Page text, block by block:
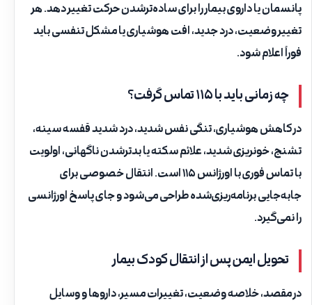
پانسمان یا داروی بیمار را برای ساده‌ترشدن حرکت تغییر دهد. هر
تغییر وضعیت، درد جدید، افت هوشیاری یا مشکل تنفسی باید
فوراً اعلام شود.
چه زمانی باید با ۱۱۵ تماس گرفت؟
در کاهش هوشیاری، تنگی نفس شدید، درد شدید قفسه سینه،
تشنج، خونریزی شدید، علائم سکته یا بدترشدن ناگهانی، اولویت
با تماس فوری با اورژانس ۱۱۵ است. انتقال خصوصی برای
جابه‌جایی برنامه‌ریزی‌شده طراحی می‌شود و جای پاسخ اورژانسی
را نمی‌گیرد.
تحویل ایمن پس از انتقال کودک بیمار
در مقصد، خلاصه وضعیت، تغییرات مسیر، داروها و وسایل